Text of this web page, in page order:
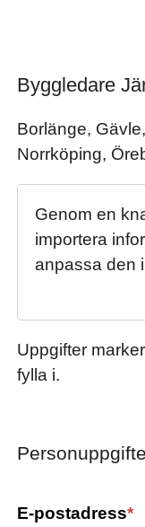
Byggledare
Byggledare
Borlänge,
Norrköping,
Genom en
importera
anpassa den
Uppgifter
fylla i.
E-postadress*